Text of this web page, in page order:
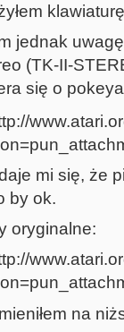
jednak
(TK-II-
się o
mi się, że
by ok.
oryginalne:
na